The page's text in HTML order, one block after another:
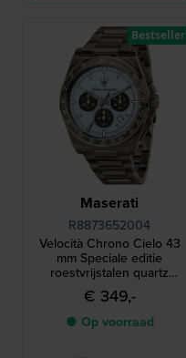
Maserati
R8873652004
Velocità Chrono Cielo 43
mm Speciale editie
roestvrijstalen quartz
chronograaf
€ 349,-
● Op voorraad
Bestseller